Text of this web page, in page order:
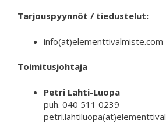
Tarjouspyynnöt / tiedustelut:
info(at)elementtivalmiste.com
Toimitusjohtaja
Petri Lahti-Luopa
puh. 040 511 0239